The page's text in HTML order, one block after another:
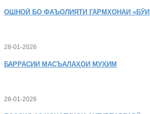
ОШНОӢ БО ФАЪОЛИЯТИ ГАРМХОНАИ
28-01-2026
БАРРАСИИ МАСЪАЛАҲОИ МУҲИМ
28-01-2026